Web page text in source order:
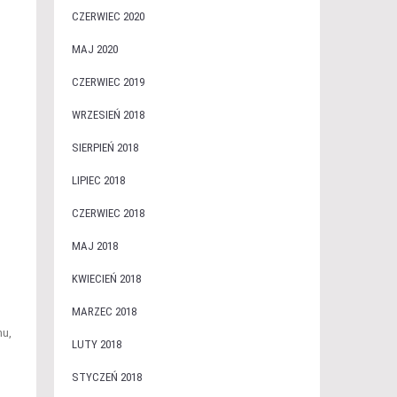
CZERWIEC 2020
MAJ 2020
CZERWIEC 2019
WRZESIEŃ 2018
SIERPIEŃ 2018
LIPIEC 2018
CZERWIEC 2018
MAJ 2018
KWIECIEŃ 2018
MARZEC 2018
LUTY 2018
STYCZEŃ 2018